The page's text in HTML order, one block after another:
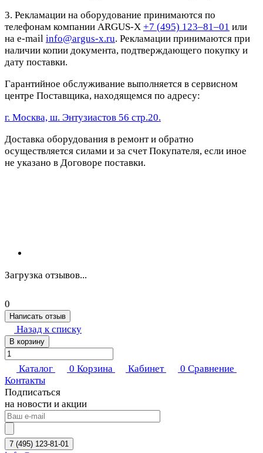
3. Рекламации на оборудование принимаются по
телефонам компании ARGUS-X +7 (495) 123–81–01 или
на e-mail info@argus-x.ru. Рекламации принимаются при
наличии копии документа, подтверждающего покупку и
дату поставки.
Гарантийное обслуживание выполняется в сервисном
центре Поставщика, находящемся по адресу:
г. Москва, ш. Энтузиастов 56 стр.20.
Доставка оборудования в ремонт и обратно
осуществляется силами и за счет Покупателя, если иное
не указано в Договоре поставки.
Загрузка отзывов...
0
Написать отзыв
Назад к списку
В корзину
Каталог 0 Корзина Кабинет 0 Сравнение
Контакты
Подписаться
на новости и акции
7 (495) 123-81-01